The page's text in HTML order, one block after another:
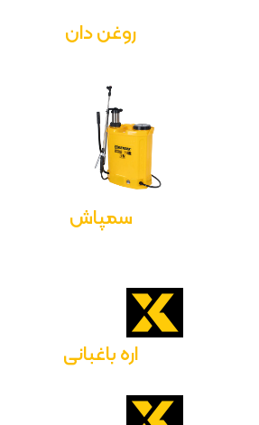
روغن دان
سمپاش
اره باغبانی